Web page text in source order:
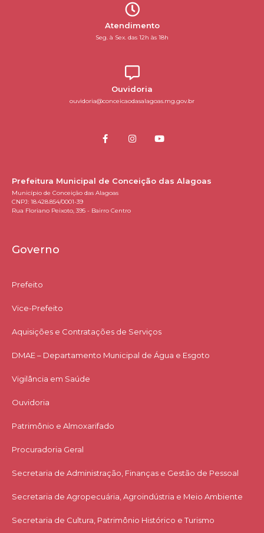
Atendimento
Seg. à Sex. das 12h às 18h
Ouvidoria
ouvidoria@conceicaodasalagoas.mg.gov.br
Prefeitura Municipal de Conceição das Alagoas
Município de Conceição das Alagoas
CNPJ: 18.428.854/0001-39
Rua Floriano Peixoto, 395 - Bairro Centro
Governo
Prefeito
Vice-Prefeito
Aquisições e Contratações de Serviços​
DMAE – Departamento Municipal de Água e Esgoto
Vigilância em Saúde
Ouvidoria
Patrimônio e Almoxarifado
Procuradoria Geral
Secretaria de Administração, Finanças e Gestão de Pessoal
Secretaria de Agropecuária, Agroindústria e Meio Ambiente
Secretaria de Cultura, Patrimônio Histórico e Turismo